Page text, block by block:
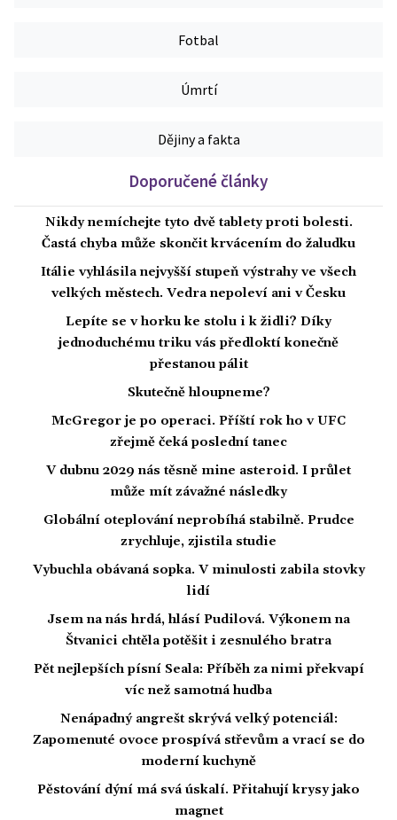
Fotbal
Úmrtí
Dějiny a fakta
Doporučené články
Nikdy nemíchejte tyto dvě tablety proti bolesti.
Častá chyba může skončit krvácením do žaludku
Itálie vyhlásila nejvyšší stupeň výstrahy ve všech
velkých městech. Vedra nepoleví ani v Česku
Lepíte se v horku ke stolu i k židli? Díky
jednoduchému triku vás předloktí konečně
přestanou pálit
Skutečně hloupneme?
McGregor je po operaci. Příští rok ho v UFC
zřejmě čeká poslední tanec
V dubnu 2029 nás těsně mine asteroid. I průlet
může mít závažné následky
Globální oteplování neprobíhá stabilně. Prudce
zrychluje, zjistila studie
Vybuchla obávaná sopka. V minulosti zabila stovky
lidí
Jsem na nás hrdá, hlásí Pudilová. Výkonem na
Štvanici chtěla potěšit i zesnulého bratra
Pět nejlepších písní Seala: Příběh za nimi překvapí
víc než samotná hudba
Nenápadný angrešt skrývá velký potenciál:
Zapomenuté ovoce prospívá střevům a vrací se do
moderní kuchyně
Pěstování dýní má svá úskalí. Přitahují krysy jako
magnet